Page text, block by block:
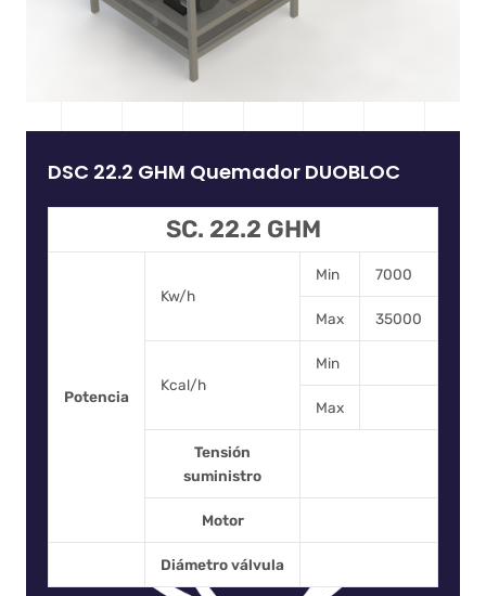
DSC 22.2 GHM Quemador DUOBLOC
SC. 22.2 GHM
Potencia
Kw/h
Min 7000
Max 35000
Kcal/h
Min
Max
Tensión
suministro
Motor
Diámetro válvula